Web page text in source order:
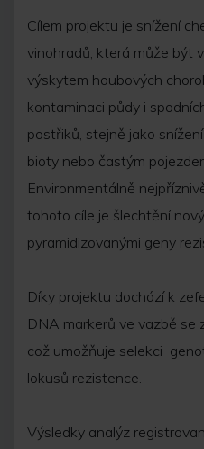
Cílem projektu je snížení
vinohradů, která může být
výskytem houbových
kontaminaci půdy i
postřiků, stejně jako
bioty nebo častým
Environmentálně
tohoto cíle je šlechtění
pyramidizovanými geny
Díky projektu dochází k
DNA markerů ve vazbě se
což umožňuje selekci
lokusů rezistence.
Výsledky analýz